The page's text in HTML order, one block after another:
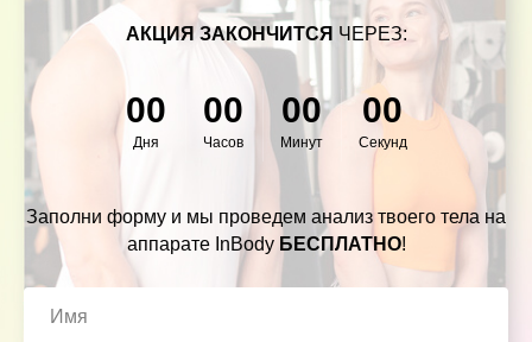
АКЦИЯ ЗАКОНЧИТСЯ ЧЕРЕЗ:
00
Дня
00
Часов
00
Минут
00
Секунд
Заполни форму и мы проведем анализ твоего тела на
аппарате InBody БЕСПЛАТНО!